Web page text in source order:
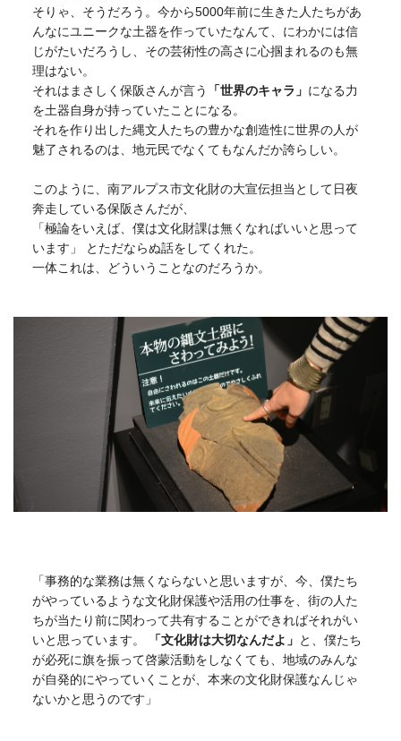
そりゃ、そうだろう。今から5000年前に生きた人たちがあ
んなにユニークな土器を作っていたなんて、にわかには信
じがたいだろうし、その芸術性の高さに心掴まれるのも無
理はない。
それはまさしく保阪さんが言う
「世界のキャラ」 になる力
を土器自身が持っていたことになる。
それを作り出した縄文人たちの豊かな創造性に世界の人が
魅了されるのは、地元民でなくてもなんだか誇らしい。
このように、南アルプス市文化財の大宣伝担当として日夜
奔走している保阪さんだが、
「極論をいえば、僕は文化財課は無くなればいいと思って
います」 とただならぬ話をしてくれた。
一体これは、どういうことなのだろうか。
「事務的な業務は無くならないと思いますが、今、僕たち
がやっているような文化財保護や活用の仕事を、街の人た
ちが当たり前に関わって共有することができればそれがい
いと思っています。
「文化財は大切なんだよ」 と、僕たち
が必死に旗を振って啓蒙活動をしなくても、地域のみんな
が自発的にやっていくことが、本来の文化財保護なんじゃ
ないかと思うのです」